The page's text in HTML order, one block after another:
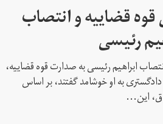
قضاییه و انتصاب
رئیسی
ابراهیم رئیسی به صدارت قوه قضاییه،
به او خوشامد گفتند، بر اساس
این...